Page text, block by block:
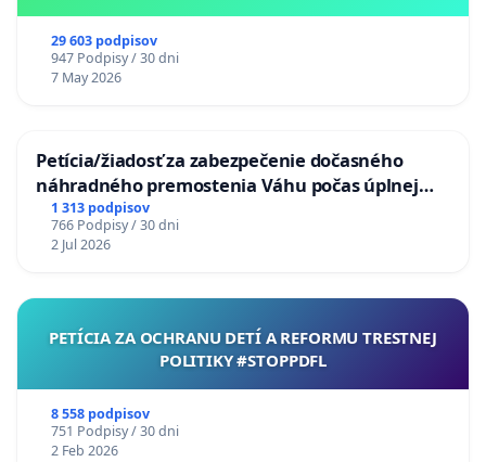
29 603 podpisov
947 Podpisy / 30 dni
7 May 2026
Petícia/žiadosť za zabezpečenie dočasného
náhradného premostenia Váhu počas úplnej
uzávery Vážskeho mosta v Komárne
1 313 podpisov
766 Podpisy / 30 dni
2 Jul 2026
PETÍCIA ZA OCHRANU DETÍ A REFORMU TRESTNEJ
POLITIKY #STOPPDFL
8 558 podpisov
751 Podpisy / 30 dni
2 Feb 2026